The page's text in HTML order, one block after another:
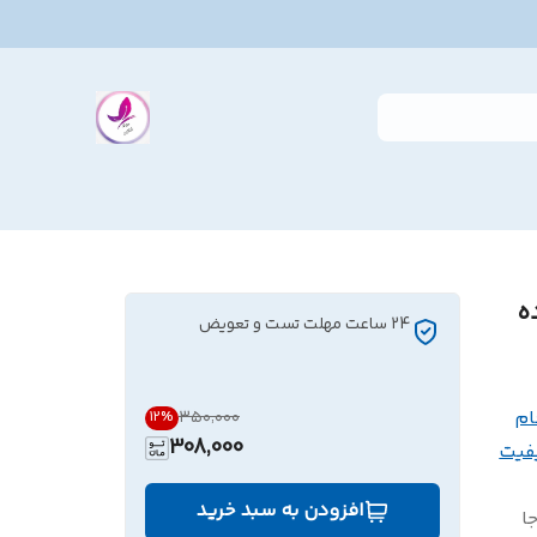
جا
24 ساعت مهلت تست و تعویض
۳۵۰٬۰۰۰ 12%
308,000
افزودن به سبد خرید